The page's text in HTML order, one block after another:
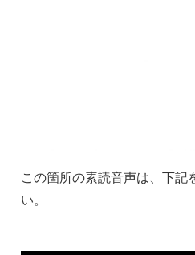
この箇所の素読音声は、下記
い。